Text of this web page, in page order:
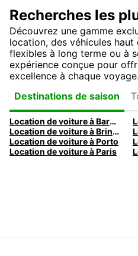
Recherches les
Découvrez une gamme
location, des véhicules
flexibles à long terme ou à
expérience conçue pour
excellence à chaque voyage.
Destinations de saison
Location de voiture à Barcelone
Location de voiture à Brindisi
Location de voiture à Porto
Location de voiture à Paris